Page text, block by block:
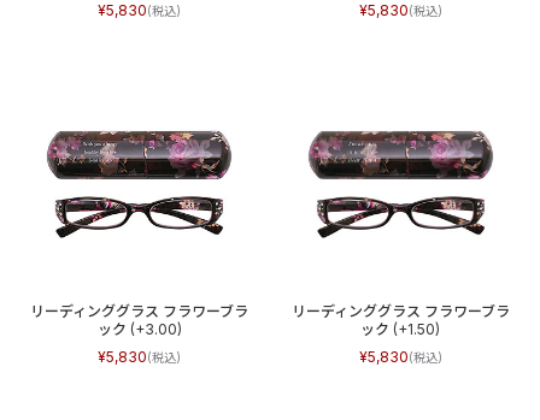
5,830 5,830
リーディンググラス フラワーブラ
ック (+3.00)
5,830
リーディンググラス フラワーブラ
ック (+1.50)
5,830